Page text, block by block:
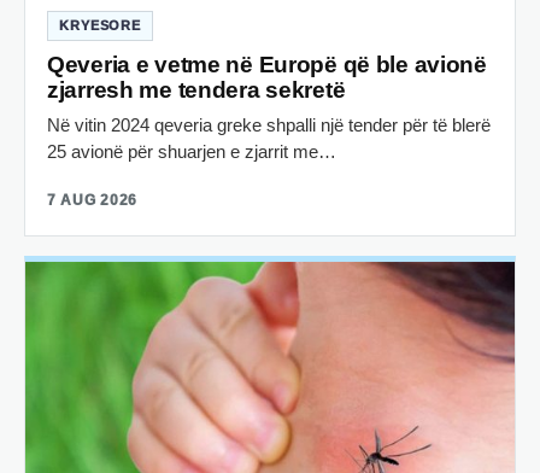
KRYESORE
Qeveria e vetme në Europë që ble avionë
zjarresh me tendera sekretë
Në vitin 2024 qeveria greke shpalli një tender për të blerë
25 avionë për shuarjen e zjarrit me…
7 AUG 2026